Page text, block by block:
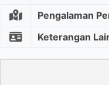
Pengalaman
Keterangan